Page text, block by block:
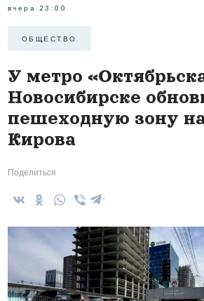
вчера 23:00
ОБЩЕСТВО
У метро
Новосибирске
пешеходную зону
Кирова
Поделиться